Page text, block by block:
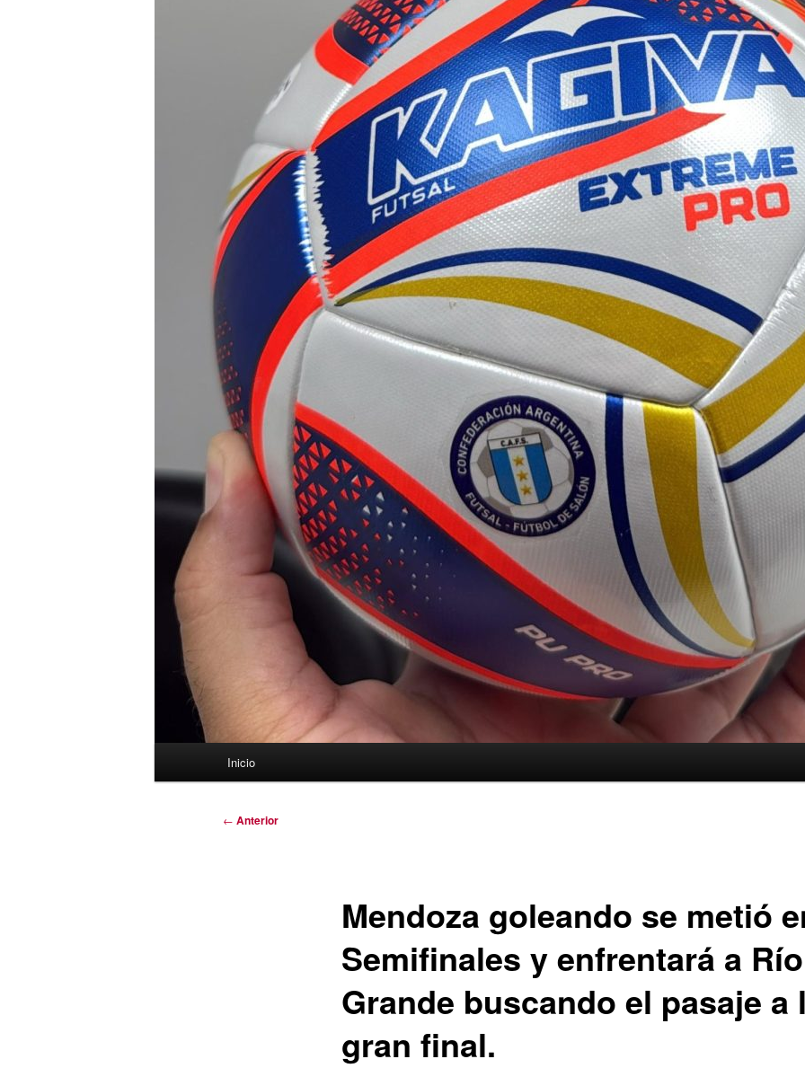
Inicio
Navegación
← Anterior
Mendoza goleando se metió
Semifinales y enfrentará a Río
Grande buscando el pasaje a
gran final.